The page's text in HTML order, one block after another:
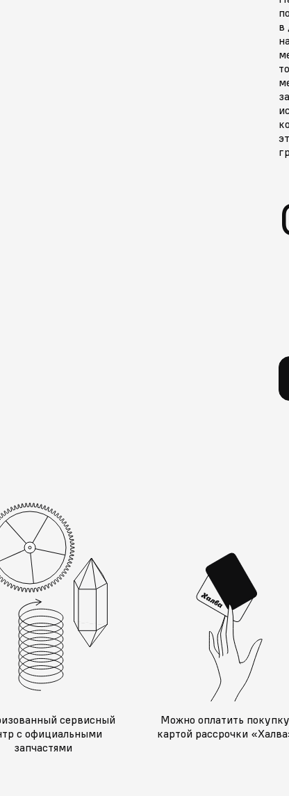
в
сервисный
с официальными
запчастями
Можно оплатить покупку
картой рассрочки